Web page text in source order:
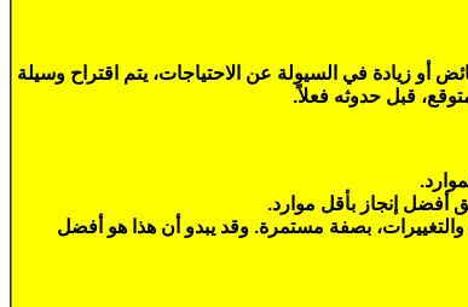
أو زيادة في السيولة عن الاحتياجات، يتم اقتراح وسيلة
قبل حدوثه فعلاً.
أفضل إنجاز بأقل موارد.
بصفة مستمرة. وقد يبدو أن هذا هو أفضل